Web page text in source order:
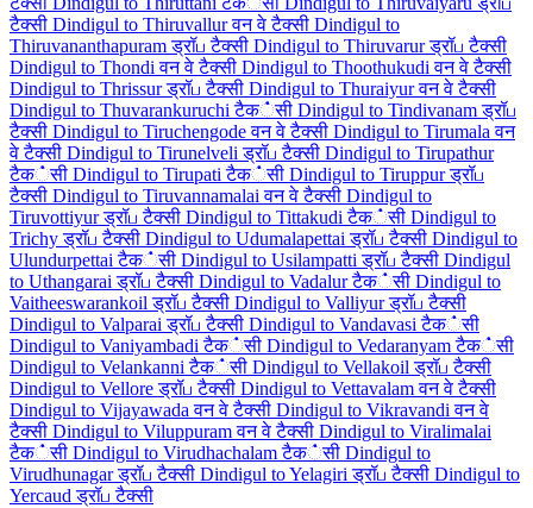
टैक्सी Dindigul to Thiruvallur वन वे टैक्सी Dindigul to
Thiruvananthapuram ड्रॉப टैक्सी Dindigul to Thiruvarur ड्रॉப टैक्सी
Dindigul to Thondi वन वे टैक्सी Dindigul to Thoothukudi वन वे टैक्सी
Dindigul to Thrissur ड्रॉப टैक्सी Dindigul to Thuraiyur वन वे टैक्सी
Dindigul to Thuvarankuruchi टैक்सी Dindigul to Tindivanam ड्रॉப
टैक्सी Dindigul to Tiruchengode वन वे टैक्सी Dindigul to Tirumala वन
वे टैक्सी Dindigul to Tirunelveli ड्रॉப टैक्सी Dindigul to Tirupathur
टैक்सी Dindigul to Tirupati टैक்सी Dindigul to Tiruppur ड्रॉப
टैक्सी Dindigul to Tiruvannamalai वन वे टैक्सी Dindigul to
Tiruvottiyur ड्रॉப टैक्सी Dindigul to Tittakudi टैक்सी Dindigul to
Trichy ड्रॉப टैक्सी Dindigul to Udumalapettai ड्रॉப टैक्सी Dindigul to
Ulundurpettai टैक்सी Dindigul to Usilampatti ड्रॉப टैक्सी Dindigul
to Uthangarai ड्रॉப टैक्सी Dindigul to Vadalur टैक்सी Dindigul to
Vaitheeswarankoil ड्रॉப टैक्सी Dindigul to Valliyur ड्रॉப टैक्सी
Dindigul to Valparai ड्रॉப टैक्सी Dindigul to Vandavasi टैक்सी
Dindigul to Vaniyambadi टैक்सी Dindigul to Vedaranyam टैक்सी
Dindigul to Velankanni टैक்सी Dindigul to Vellakoil ड्रॉப टैक्सी
Dindigul to Vellore ड्रॉப टैक्सी Dindigul to Vettavalam वन वे टैक्सी
Dindigul to Vijayawada वन वे टैक्सी Dindigul to Vikravandi वन वे
टैक्सी Dindigul to Viluppuram वन वे टैक्सी Dindigul to Viralimalai
टैक்सी Dindigul to Virudhachalam टैक்सी Dindigul to
Virudhunagar ड्रॉப टैक्सी Dindigul to Yelagiri ड्रॉப टैक्सी Dindigul to
Yercaud ड्रॉப टैक्सी